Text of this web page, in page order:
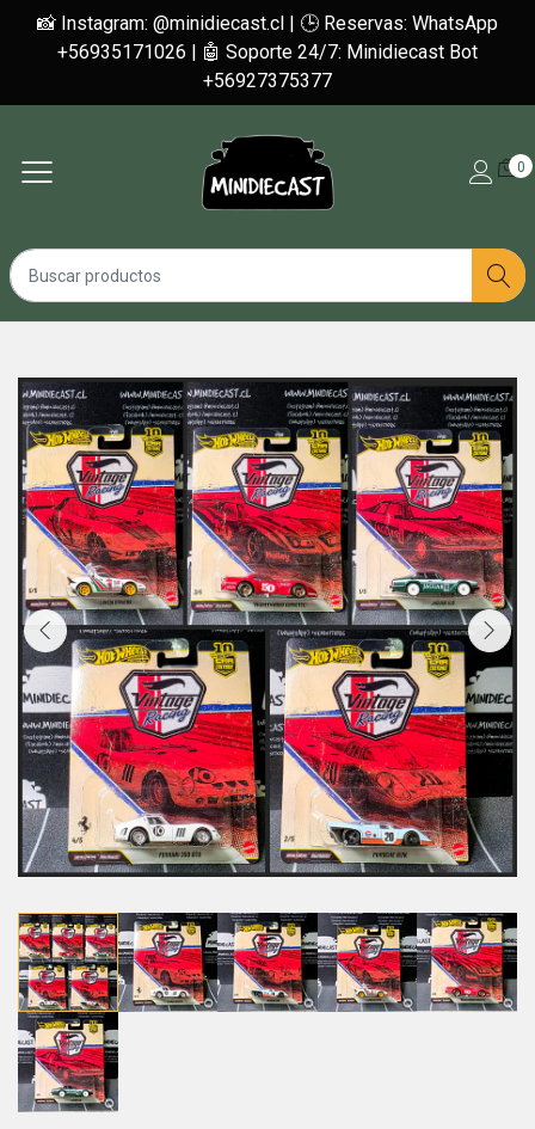
📸 Instagram: @minidiecast.cl | 🕒 Reservas: WhatsApp
+56935171026 | 🤖 Soporte 24/7: Minidiecast Bot
+56927375377
0